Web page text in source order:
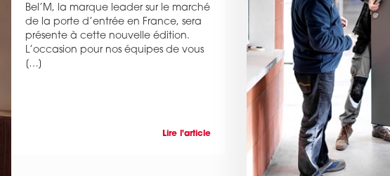
Bel’M, la marque leader sur le marché
de la porte d’entrée en France, sera
présente à cette nouvelle édition.
L’occasion pour nos équipes de vous
[…]
Lire l'article